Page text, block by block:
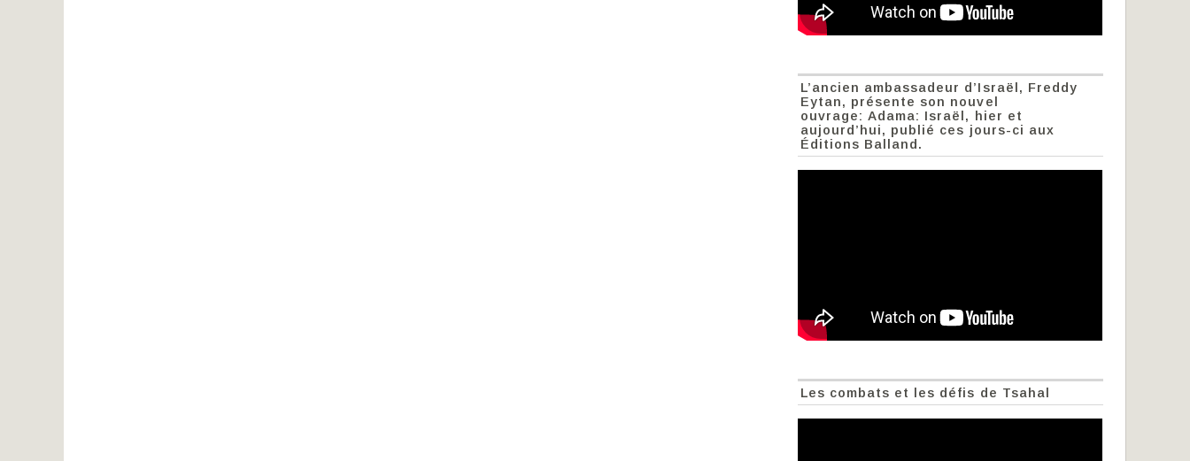
L’ancien ambassadeur d’Israël, Freddy
Eytan, présente son nouvel
ouvrage: Adama: Israël, hier et
aujourd’hui, publié ces jours-ci aux
Éditions Balland.
Les combats et les défis de Tsahal